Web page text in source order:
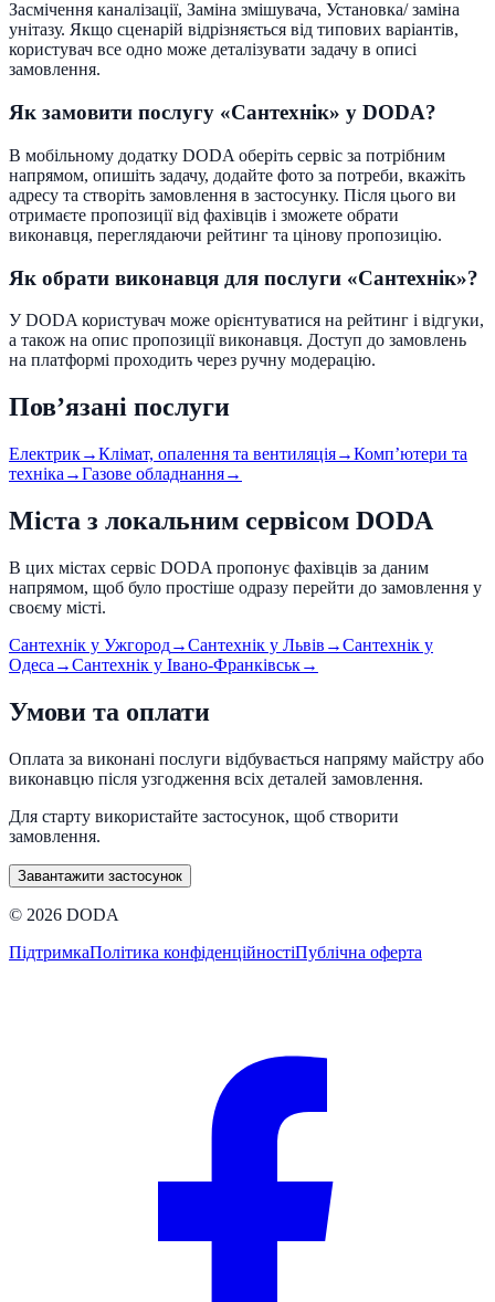
Засмічення каналізації, Заміна змішувача, Установка/ заміна
унітазу. Якщо сценарій відрізняється від типових варіантів,
користувач все одно може деталізувати задачу в описі
замовлення.
Як замовити послугу «Сантехнік» у DODA?
В мобільному додатку DODA оберіть сервіс за потрібним
напрямом, опишіть задачу, додайте фото за потреби, вкажіть
адресу та створіть замовлення в застосунку. Після цього ви
отримаєте пропозиції від фахівців і зможете обрати
виконавця, переглядаючи рейтинг та цінову пропозицію.
Як обрати виконавця для послуги «Сантехнік»?
У DODA користувач може орієнтуватися на рейтинг і відгуки,
а також на опис пропозиції виконавця. Доступ до замовлень
на платформі проходить через ручну модерацію.
Пов’язані послуги
Електрик→Клімат, опалення та вентиляція→Компʼютери та
техніка →Газове обладнання→
Міста з локальним сервісом DODA
В цих містах сервіс DODA пропонує фахівців за даним
напрямом, щоб було простіше одразу перейти до замовлення у
своєму місті.
Сантехнік у Ужгород→Сантехнік у Львів →Сантехнік у
Одеса →Сантехнік у Івано-Франківськ→
Умови та оплати
Оплата за виконані послуги відбувається напряму майстру або
виконавцю після узгодження всіх деталей замовлення.
Для старту використайте застосунок, щоб створити
замовлення.
Завантажити застосунок
© 2026 DODA
ПідтримкаПолітика конфіденційностіПублічна оферта